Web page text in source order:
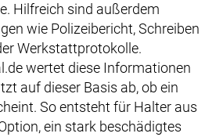
Hilfreich sind außerdem
wie Polizeibericht, Schreiben
Werkstattprotokolle.
wertet diese Informationen
auf dieser Basis ab, ob ein
So entsteht für Halter aus
ein stark beschädigtes